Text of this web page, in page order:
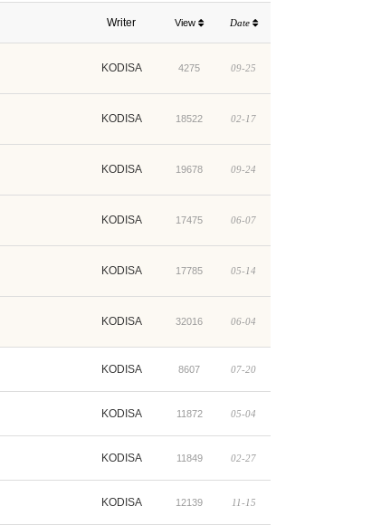
Writer View Date
KODISA 4275 09-25
KODISA 18522 02-17
KODISA 19678 09-24
KODISA 17475 06-07
KODISA 17785 05-14
KODISA 32016 06-04
KODISA 8607 07-20
KODISA 11872 05-04
KODISA 11849 02-27
KODISA 12139 11-15